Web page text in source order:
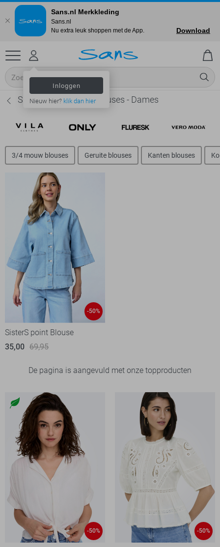
Inloggen
Nieuw hier? klik dan hier
SisterS point Spijkerblouses - Dames
3/4 mouw blouses Geruite blouses Kanten blouses
-50%
SisterS point Blouse
35,00 69,95
De pagina is aangevuld met onze topproducten
-50% -50%
Sans.nl Merkkleding
Sans.nl
Nu extra leuk shoppen met de App.
Download